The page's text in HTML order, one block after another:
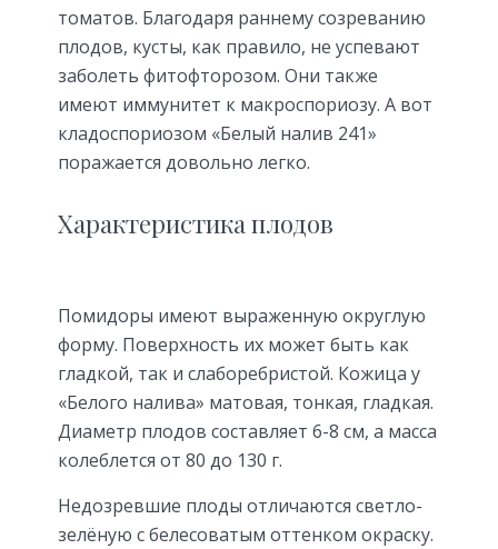
томатов. Благодаря раннему созреванию
плодов, кусты, как правило, не успевают
заболеть фитофторозом. Они также
имеют иммунитет к макроспориозу. А вот
кладоспориозом «Белый налив 241»
поражается довольно легко.
Характеристика плодов
Помидоры имеют выраженную округлую
форму. Поверхность их может быть как
гладкой, так и слаборебристой. Кожица у
«Белого налива» матовая, тонкая, гладкая.
Диаметр плодов составляет 6-8 см, а масса
колеблется от 80 до 130 г.
Недозревшие плоды отличаются светло-
зелёную с белесоватым оттенком окраску.